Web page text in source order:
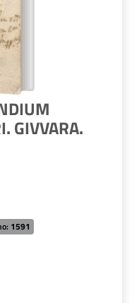
GIVVARA.
1591